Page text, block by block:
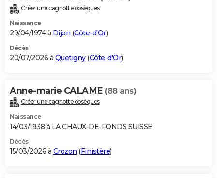
Destinations
City break
Voyage nature
Voyage de noces
Forum
Climat
+PHOTO
GUIDES D'ACHAT
BONS PLANS
Carte de Noël
Carte Bonne année
Carte Saint-Valentin
Carte Pâques
Carte d'anniversaire
DICTIONNAIRE
Dictionnaire
Biographies
Citations
Expressions
Proverbes
PROGRAMME TV
S'inscrire
Se connecter
Lycées
Collèges
Primaires
Universités
Entreprises
Service militaire
Avis de recherche
AVIS DE DÉCÈS
Créer une cagnotte obsèques
Naissance
29/04/1974 à Dijon (Côte-d'Or)
Décès
20/07/2026 à Quetigny(Côte-d'Or)
Anne-marie CALAME (88 ans)
Créer une cagnotte obsèques
Naissance
14/03/1938 à LA CHAUX-DE-FONDS SUISSE
Décès
15/03/2026 à Crozon (Finistère)